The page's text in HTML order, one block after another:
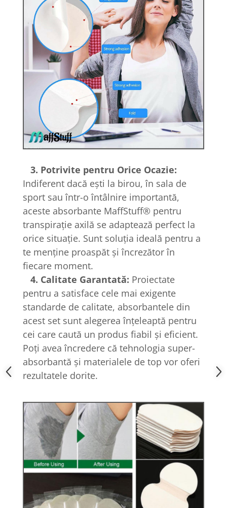
3. Potrivite pentru Orice Ocazie:
Indiferent dacă ești la birou, în sala de
sport sau într-o întâlnire importantă,
aceste absorbante MaffStuff® pentru
transpirație axilă se adaptează perfect la
orice situație. Sunt soluția ideală pentru a
te menține proaspăt și încrezător în
fiecare moment.
4. Calitate Garantată: Proiectate
pentru a satisface cele mai exigente
standarde de calitate, absorbantele din
acest set sunt alegerea înțeleaptă pentru
cei care caută un produs fiabil și eficient.
Poți avea încredere că tehnologia super-
absorbantă și materialele de top vor oferi
rezultatele dorite.